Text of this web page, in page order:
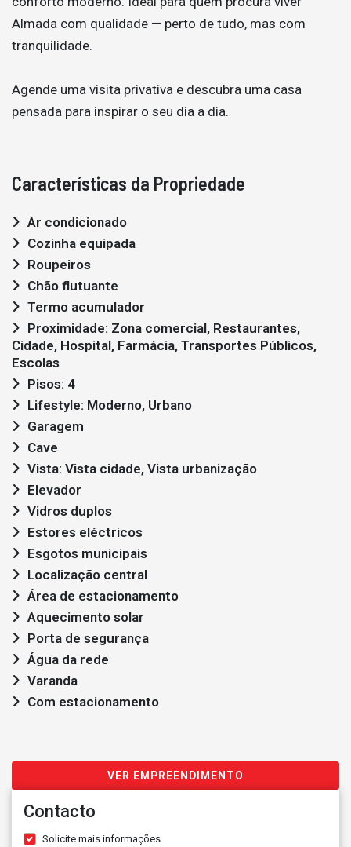
Almada com qualidade — perto de tudo, mas com
tranquilidade.
Agende uma visita privativa e descubra uma casa
pensada para inspirar o seu dia a dia.
Características da Propriedade
Ar condicionado
Cozinha equipada
Roupeiros
Chão flutuante
Termo acumulador
Cidade, Hospital, Farmácia, Transportes Públicos,
Escolas
Pisos: 4
Lifestyle: Moderno, Urbano
Garagem
Cave
Vista: Vista cidade, Vista urbanização
Elevador
Vidros duplos
Estores eléctricos
Esgotos municipais
Localização central
Área de estacionamento
Aquecimento solar
Porta de segurança
Água da rede
Varanda
Com estacionamento
VER EMPREENDIMENTO
Contacto
Solicite mais informações